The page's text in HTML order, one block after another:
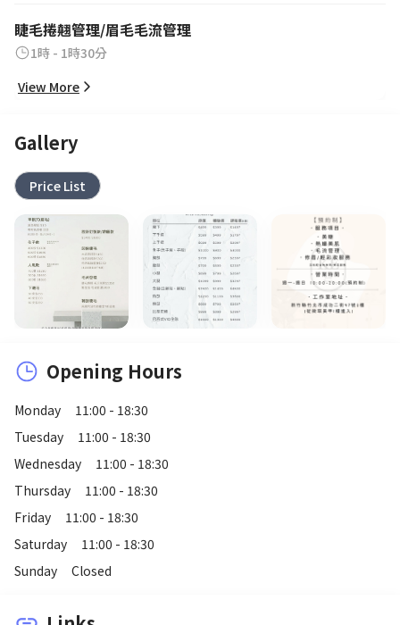
睫毛捲翹管理/眉毛毛流管理
1時 - 1時30分
View More
Gallery
Price List
Opening Hours
Monday
11:00 - 18:30
Tuesday
11:00 - 18:30
Wednesday
11:00 - 18:30
Thursday
11:00 - 18:30
Friday
11:00 - 18:30
Saturday
11:00 - 18:30
Sunday
Closed